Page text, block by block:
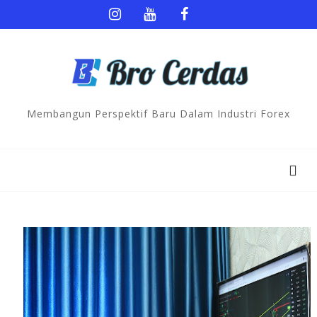
Membangun Perspektif Baru Dalam Industri Forex